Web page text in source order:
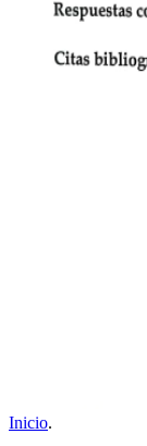
Inicio.